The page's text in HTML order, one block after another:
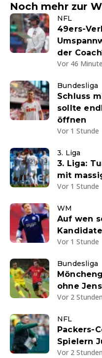
Noch mehr zur
NFL
49ers-
der
Vor 46
Bundesliga
Schluss
sollte
öffnen
Vor 1 Stunde
3. Liga
3. Liga:
mit
Vor 1 Stunde
WM
Auf wen
Vor 1 Stunde
Bundesliga
ohne
Vor 2 Stunden
NFL
Packers-
Spielern
Vor 2 Stunden